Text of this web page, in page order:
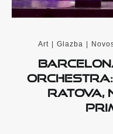
Art | Glazba |
ratova,